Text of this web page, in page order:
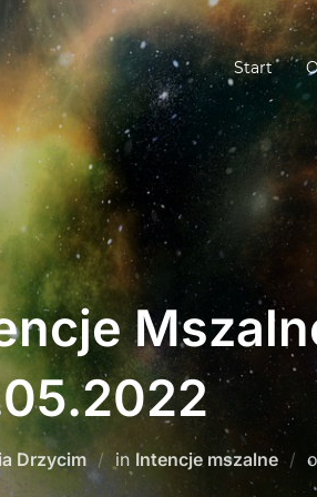
Start
Drzycim in Intencje mszalne